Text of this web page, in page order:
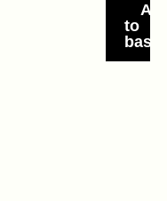
Add
to
basket